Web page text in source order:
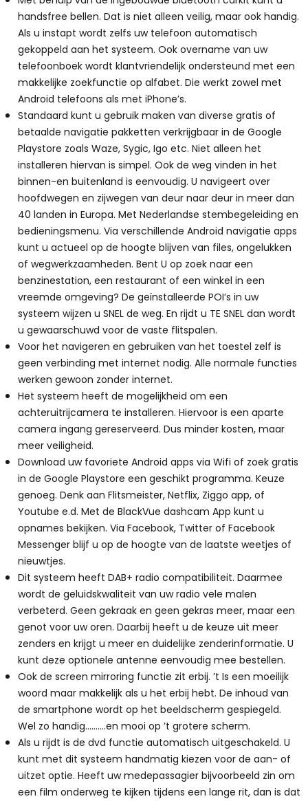
handsfree bellen. Dat is niet alleen veilig, maar ook handig.
Als u instapt wordt zelfs uw telefoon automatisch
gekoppeld aan het systeem. Ook overname van uw
telefoonboek wordt klantvriendelijk ondersteund met een
makkelijke zoekfunctie op alfabet. Die werkt zowel met
Android telefoons als met iPhone’s.
Standaard kunt u gebruik maken van diverse gratis of
betaalde navigatie pakketten verkrijgbaar in de Google
Playstore zoals Waze, Sygic, Igo etc. Niet alleen het
installeren hiervan is simpel. Ook de weg vinden in het
binnen-en buitenland is eenvoudig. U navigeert over
hoofdwegen en zijwegen van deur naar deur in meer dan
40 landen in Europa. Met Nederlandse stembegeleiding en
bedieningsmenu. Via verschillende Android navigatie apps
kunt u actueel op de hoogte blijven van files, ongelukken
of wegwerkzaamheden. Bent U op zoek naar een
benzinestation, een restaurant of een winkel in een
vreemde omgeving? De geïnstalleerde POI’s in uw
systeem wijzen u SNEL de weg. En rijdt u TE SNEL dan wordt
u gewaarschuwd voor de vaste flitspalen.
Voor het navigeren en gebruiken van het toestel zelf is
geen verbinding met internet nodig. Alle normale functies
werken gewoon zonder internet.
Het systeem heeft de mogelijkheid om een
achteruitrijcamera te installeren. Hiervoor is een aparte
camera ingang gereserveerd. Dus minder kosten, maar
meer veiligheid.
Download uw favoriete Android apps via Wifi of zoek gratis
in de Google Playstore een geschikt programma. Keuze
genoeg. Denk aan Flitsmeister, Netflix, Ziggo app, of
Youtube e.d. Met de BlackVue dashcam App kunt u
opnames bekijken. Via Facebook, Twitter of Facebook
Messenger blijf u op de hoogte van de laatste weetjes of
nieuwtjes.
Dit systeem heeft DAB+ radio compatibiliteit. Daarmee
wordt de geluidskwaliteit van uw radio vele malen
verbeterd. Geen gekraak en geen gekras meer, maar een
genot voor uw oren. Daarbij heeft u de keuze uit meer
zenders en krijgt u meer en duidelijke zenderinformatie. U
kunt deze optionele antenne eenvoudig mee bestellen.
Ook de screen mirroring functie zit erbij. ’t Is een moeilijk
woord maar makkelijk als u het erbij hebt. De inhoud van
de smartphone wordt op het beeldscherm gespiegeld.
Wel zo handig……….en mooi op ’t grotere scherm.
Als u rijdt is de dvd functie automatisch uitgeschakeld. U
kunt met dit systeem handmatig kiezen voor de aan- of
uitzet optie. Heeft uw medepassagier bijvoorbeeld zin om
een film onderweg te kijken tijdens een lange rit, dan is dat